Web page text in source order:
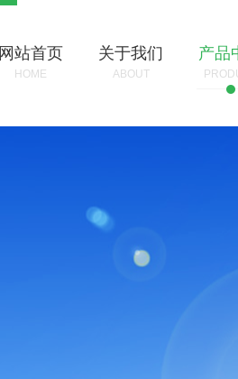
网站首页
HOME
关于我们
ABOUT
产品